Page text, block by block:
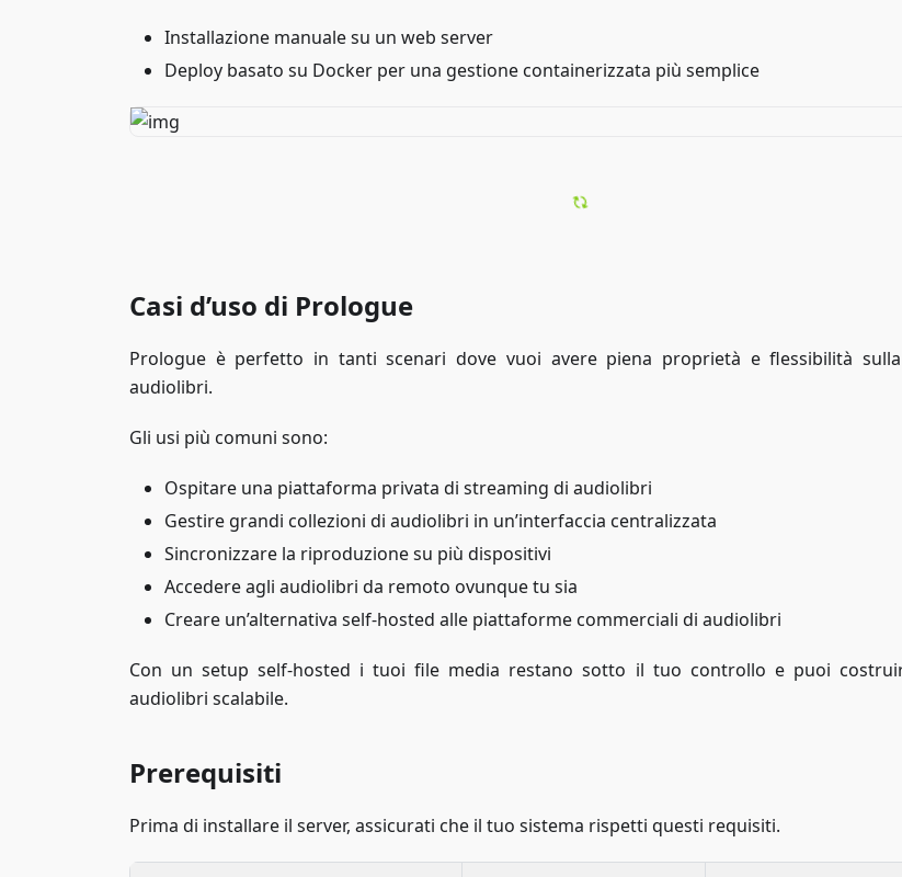
Installazione manuale su un web server
Deploy basato su Docker per una gestione containerizzata più semplice
Casi d’uso di Prologue
Prologue è perfetto in tanti scenari dove vuoi avere piena proprietà e flessibilità
audiolibri.
Gli usi più comuni sono:
Ospitare una piattaforma privata di streaming di audiolibri
Gestire grandi collezioni di audiolibri in un’interfaccia centralizzata
Sincronizzare la riproduzione su più dispositivi
Accedere agli audiolibri da remoto ovunque tu sia
Creare un’alternativa self-hosted alle piattaforme commerciali di audiolibri
Con un setup self-hosted i tuoi file media restano sotto il tuo controllo e puoi
audiolibri scalabile.
Prerequisiti
Prima di installare il server, assicurati che il tuo sistema rispetti questi requisiti.